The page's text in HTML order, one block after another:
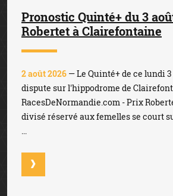
Pronostic Quinté+ du 3
Robertet à Clairefontaine
2 août 2026 — Le Quinté+ de ce lundi 3
dispute sur l'hippodrome de
RacesDeNormandie.com - Prix
divisé réservé aux femelles se court
...